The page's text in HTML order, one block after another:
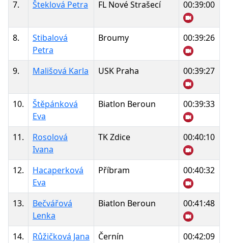
7. Šteklová Petra FL Nové Strašecí 00:39:00
8.
Stibalová
Petra
Broumy 00:39:26
9. Mališová Karla USK Praha 00:39:27
10.
Štěpánková
Eva
Biatlon Beroun 00:39:33
11.
Rosolová
Ivana
TK Zdice 00:40:10
12.
Hacaperková
Eva
Příbram 00:40:32
13.
Bečvářová
Lenka
Biatlon Beroun 00:41:48
14. Růžičková Jana Černín 00:42:09